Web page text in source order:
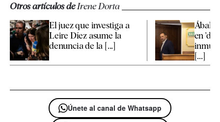
Otros artículos deIrene Dorta
El juez que investiga a
Leire Díez asume la
denuncia de la [...]
en
[...]
Únete al canal de Whatsapp